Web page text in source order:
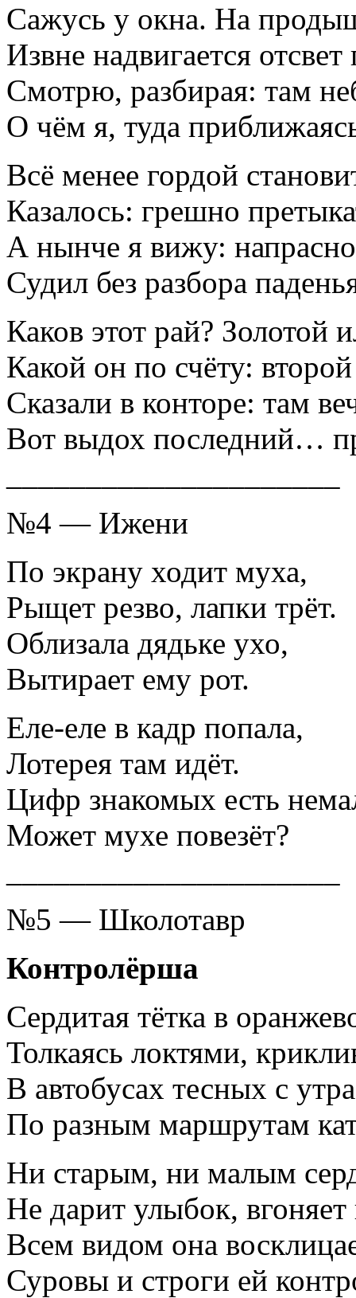
Сажусь у окна. На
Извне надвигается
Смотрю, разбирая: там
О чём я, туда
Всё менее гордой
Казалось: грешно
А нынче я вижу:
Судил без разбора
Каков этот рай? Золотой
Какой он по счёту:
Сказали в конторе: там
Вот выдох последний…
№4 — Ижени
По экрану ходит муха,
Рыщет резво, лапки трёт.
Облизала дядьке ухо,
Вытирает ему рот.
Еле-еле в кадр попала,
Лотерея там идёт.
Цифр знакомых есть
Может мухе повезёт?
№5 — Школотавр
Контролёрша
Сердитая тётка в
Толкаясь локтями,
В автобусах тесных с
По разным маршрутам
Ни старым, ни малым
Не дарит улыбок,
Всем видом она
Суровы и строги ей